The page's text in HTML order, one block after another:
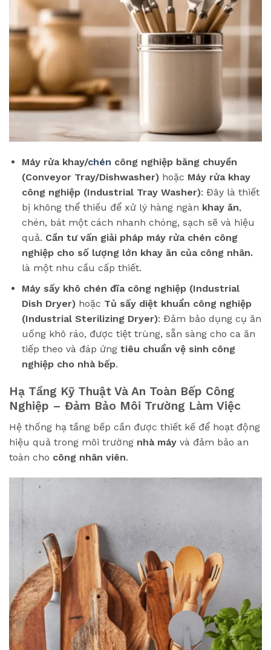
Máy rửa khay/chén công nghiệp băng chuyền
(Conveyor Tray/Dishwasher)hoặc Máy rửa khay
công nghiệp (Industrial Tray Washer): Đây là thiết
bị không thể thiếu để xử lý hàng ngàn khay ăn,
chén, bát một cách nhanh chóng, sạch sẽ và hiệu
quả. Cần tư vấn giải pháp máy rửa chén công
nghiệp cho số lượng lớn khay ăn của công nhân.
là một nhu cầu cấp thiết.
Máy sấy khô chén đĩa công nghiệp (Industrial
Dish Dryer)hoặc Tủ sấy diệt khuẩn công nghiệp
(Industrial Sterilizing Dryer): Đảm bảo dụng cụ ăn
uống khô ráo, được tiệt trùng, sẵn sàng cho ca ăn
tiếp theo và đáp ứng tiêu chuẩn vệ sinh công
nghiệp cho nhà bếp.
Hạ Tầng Kỹ Thuật Và An Toàn Bếp Công
Nghiệp – Đảm Bảo Môi Trường Làm Việc
Hệ thống hạ tầng bếp cần được thiết kế để hoạt động
hiệu quả trong môi trường nhà máy và đảm bảo an
toàn cho công nhân viên.